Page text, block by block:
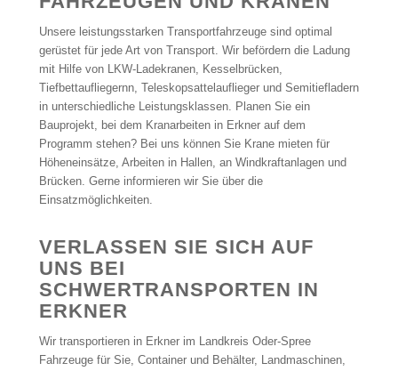
Unsere leistungsstarken Transportfahrzeuge sind optimal
gerüstet für jede Art von Transport. Wir befördern die Ladung
mit Hilfe von LKW-Ladekranen, Kesselbrücken,
Tiefbettaufliegernn, Teleskopsattelauflieger und Semitiefladern
in unterschiedliche Leistungsklassen. Planen Sie ein
Bauprojekt, bei dem Kranarbeiten in Erkner auf dem
Programm stehen? Bei uns können Sie Krane mieten für
Höheneinsätze, Arbeiten in Hallen, an Windkraftanlagen und
Brücken. Gerne informieren wir Sie über die
Einsatzmöglichkeiten.
VERLASSEN SIE SICH AUF
UNS BEI
SCHWERTRANSPORTEN IN
ERKNER
Wir transportieren in Erkner im Landkreis Oder-Spree
Fahrzeuge für Sie, Container und Behälter, Landmaschinen,